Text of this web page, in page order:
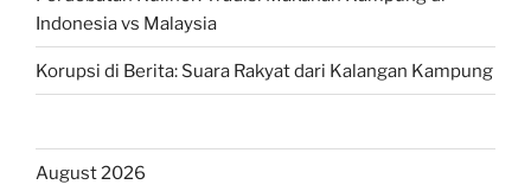
Indonesia vs Malaysia
Korupsi di Berita: Suara Rakyat dari Kalangan Kampung
August 2026